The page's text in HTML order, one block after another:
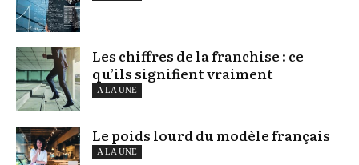
Les chiffres de la franchise : ce
qu’ils signifient vraiment
A LA UNE
Le poids lourd du modèle français
A LA UNE